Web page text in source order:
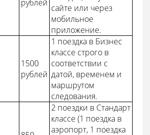
рублей сайте или через
мобильное
приложение.
1500
рублей
1 поездка в Бизнес
классе строго в
соответствии с
датой, временем и
маршрутом
следования.
2 поездки в Стандарт
классе (1 поездка в
аэропорт, 1 поездка